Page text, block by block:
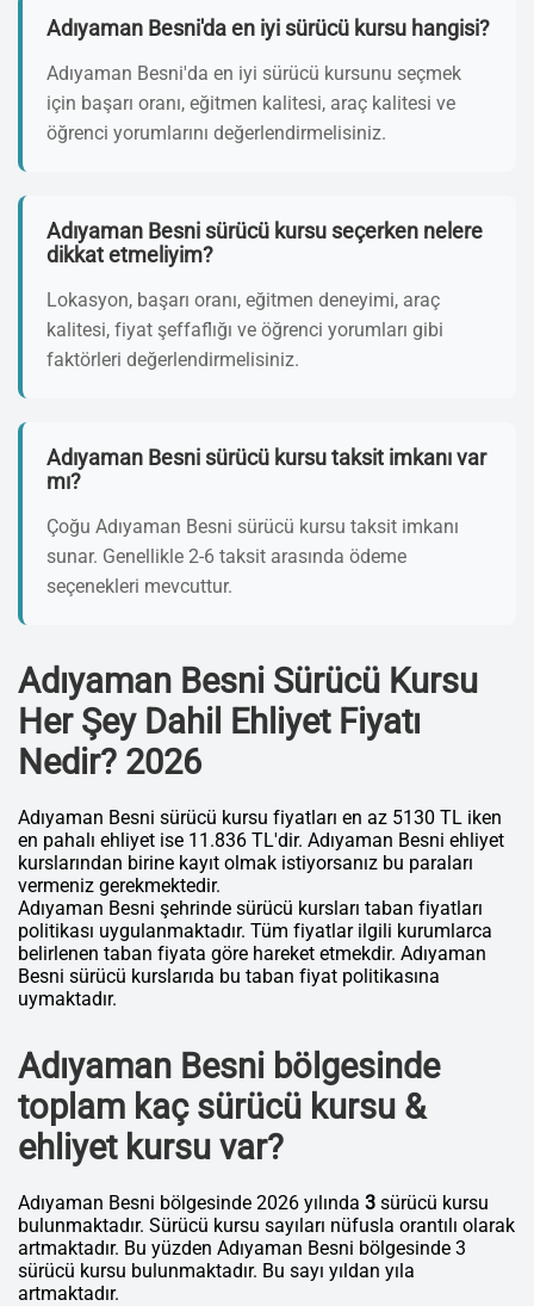
Adıyaman Besni'da en iyi sürücü kursu hangisi?
Adıyaman Besni'da en iyi sürücü kursunu seçmek
için başarı oranı, eğitmen kalitesi, araç kalitesi ve
öğrenci yorumlarını değerlendirmelisiniz.
Adıyaman Besni sürücü kursu seçerken nelere
dikkat etmeliyim?
Lokasyon, başarı oranı, eğitmen deneyimi, araç
kalitesi, fiyat şeffaflığı ve öğrenci yorumları gibi
faktörleri değerlendirmelisiniz.
Adıyaman Besni sürücü kursu taksit imkanı var
mı?
Çoğu Adıyaman Besni sürücü kursu taksit imkanı
sunar. Genellikle 2-6 taksit arasında ödeme
seçenekleri mevcuttur.
Adıyaman Besni Sürücü Kursu
Her Şey Dahil Ehliyet Fiyatı
Nedir? 2026
Adıyaman Besni sürücü kursu fiyatları en az 5130 TL iken
en pahalı ehliyet ise 11.836 TL'dir. Adıyaman Besni ehliyet
kurslarından birine kayıt olmak istiyorsanız bu paraları
vermeniz gerekmektedir.
Adıyaman Besni şehrinde sürücü kursları taban fiyatları
politikası uygulanmaktadır. Tüm fiyatlar ilgili kurumlarca
belirlenen taban fiyata göre hareket etmekdir. Adıyaman
Besni sürücü kurslarıda bu taban fiyat politikasına
uymaktadır.
Adıyaman Besni bölgesinde
toplam kaç sürücü kursu &
ehliyet kursu var?
Adıyaman Besni bölgesinde 2026 yılında 3 sürücü kursu
bulunmaktadır. Sürücü kursu sayıları nüfusla orantılı olarak
artmaktadır. Bu yüzden Adıyaman Besni bölgesinde 3
sürücü kursu bulunmaktadır. Bu sayı yıldan yıla
artmaktadır.